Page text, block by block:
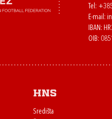
Tel:
E-mail:
IBAN:
OIB:
HNS
Središta